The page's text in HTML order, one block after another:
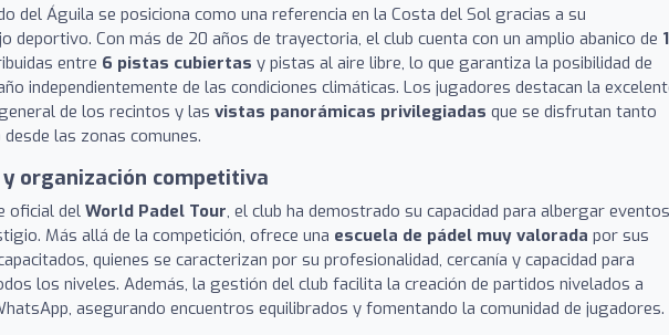
del Águila se posiciona como una referencia en la Costa del Sol gracias a su
deportivo. Con más de 20 años de trayectoria, el club cuenta con un amplio abanico de
entre 6 pistas cubiertas y pistas al aire libre, lo que garantiza la posibilidad de
independientemente de las condiciones climáticas. Los jugadores destacan la
de los recintos y las vistas panorámicas privilegiadas que se disfrutan tanto
las zonas comunes.
y organización competitiva
oficial del World Padel Tour, el club ha demostrado su capacidad para albergar
Más allá de la competición, ofrece una escuela de pádel muy valorada por sus
quienes se caracterizan por su profesionalidad, cercanía y capacidad para
los niveles. Además, la gestión del club facilita la creación de partidos nivelados a
asegurando encuentros equilibrados y fomentando la comunidad de jugadores.